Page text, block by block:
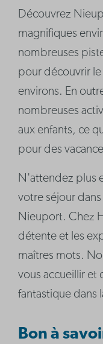
Découvrez
magnifiques
nombreuses
pour découvrir
environs. En
nombreuses
aux enfants, ce
pour des
N'attendez plus
votre séjour
Nieuport. Chez
détente et les
maîtres mots.
vous accueillir et
fantastique dans
Bon à